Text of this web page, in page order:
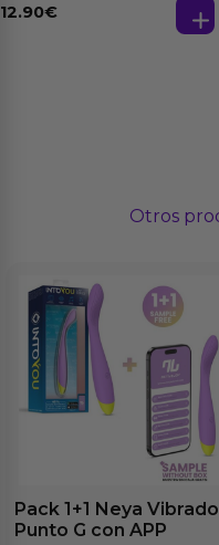
12.90€
Otros
Pack 1+1 Neya
Punto G con APP